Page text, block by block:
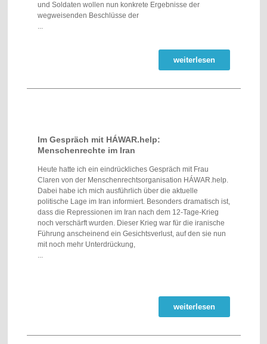
und Soldaten wollen nun konkrete Ergebnisse der
wegweisenden Beschlüsse der
...
weiterlesen
Im Gespräch mit HÁWAR.help:
Menschenrechte im Iran
Heute hatte ich ein eindrückliches Gespräch mit Frau
Claren von der Menschenrechtsorganisation HÁWAR.help.
Dabei habe ich mich ausführlich über die aktuelle
politische Lage im Iran informiert. Besonders dramatisch ist,
dass die Repressionen im Iran nach dem 12-Tage-Krieg
noch verschärft wurden. Dieser Krieg war für die iranische
Führung anscheinend ein Gesichtsverlust, auf den sie nun
mit noch mehr Unterdrückung,
...
weiterlesen